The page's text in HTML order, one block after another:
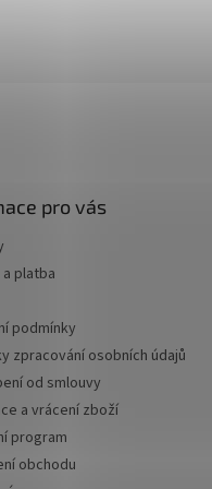
pro vás
platba
podmínky
zpracování osobních údajů
od smlouvy
a vrácení zboží
program
obchodu